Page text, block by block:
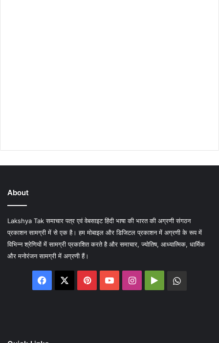
About
Lakshya Tak समाचार पत्र एवं वेबसाइट हिंदी भाषा की भारत की अग्रणी संगठन
प्रकाशन सामग्री में से एक है। हम मोबाइल और डिजिटल प्रकाशन में अग्रणी के रूप में
विभिन्न श्रेणियों में सामग्री प्रकाशित करते है और समाचार, ज्योतिष, आध्यात्मिक, धार्मिक
और मनोरंजन सामग्री में अग्रणी हैं।
Facebook PinterestYouTubeInstagram
Google